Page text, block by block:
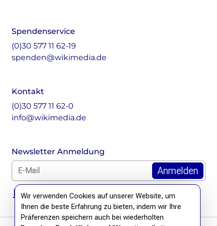
Spendenservice
(0)30 577 11 62-19
spenden@wikimedia.de
Kontakt
(0)30 577 11 62-0
info@wikimedia.de
Newsletter Anmeldung
E-Mail für Newsletter *
DSGVO Hinweis
Wir verwenden Cookies auf unserer Website, um
Ihnen die beste Erfahrung zu bieten, indem wir Ihre
Präferenzen speichern auch bei wiederholten